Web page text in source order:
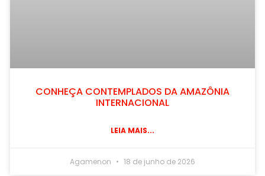
CONHEÇA CONTEMPLADOS DA AMAZÔNIA
INTERNACIONAL
LEIA MAIS...
Agamenon 18 de junho de 2026